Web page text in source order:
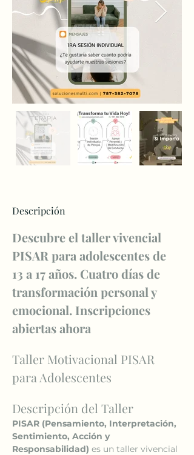
Descripción
Descubre el taller vivencial
PISAR para adolescentes de
13 a 17 años. Cuatro días de
transformación personal y
emocional. Inscripciones
abiertas ahora
Taller Motivacional PISAR
para Adolescentes
Descripción del Taller
PISAR (Pensamiento, Interpretación,
Sentimiento, Acción y
Responsabilidad) es un taller vivencial